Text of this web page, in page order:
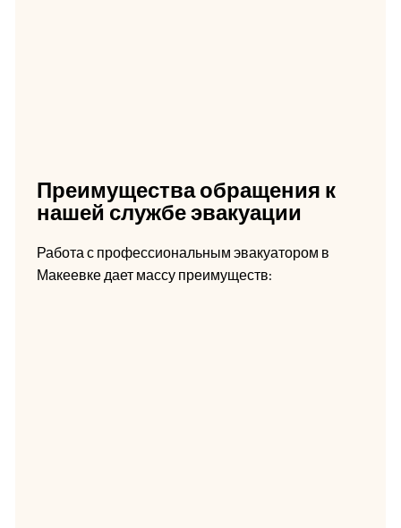
Преимущества обращения к
нашей службе эвакуации
Работа с профессиональным эвакуатором в
Макеевке дает массу преимуществ: